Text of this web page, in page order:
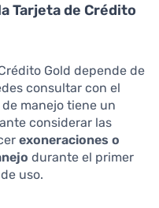
Tarjeta de Crédito
Gold depende de
consultar con el
manejo tiene un
considerar las
exoneraciones o
durante el primer
uso.